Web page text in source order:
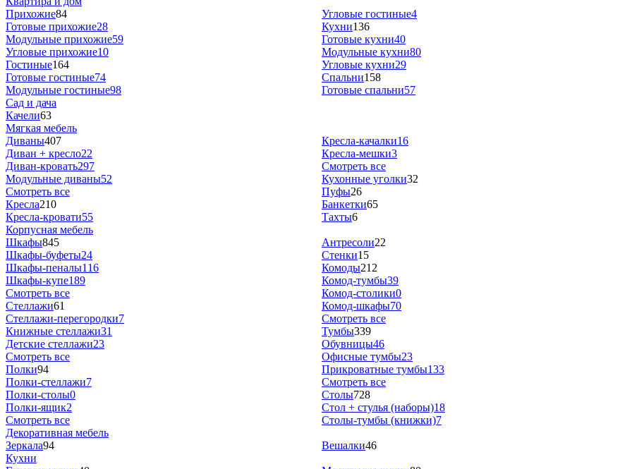
Прихожие84
Готовые прихожие28
Модульные прихожие59
Угловые прихожие10
Гостиные164
Готовые гостиные74
Модульные гостиные98
Угловые гостиные4
Кухни136
Готовые кухни40
Модульные кухни80
Угловые кухни29
Спальни158
Готовые спальни57
Сад и дача
Качели63
Мягкая мебель
Диваны407
Диван + кресло22
Диван-кровать297
Модульные диваны52
Смотреть все
Кресла210
Кресла-кровати55
Кресла-качалки16
Кресла-мешки3
Смотреть все
Кухонные уголки32
Пуфы26
Банкетки65
Тахты6
Корпусная мебель
Шкафы845
Шкафы-буфеты24
Шкафы-пеналы116
Шкафы-купе189
Смотреть все
Стеллажи61
Стеллажи-перегородки7
Книжные стеллажи31
Детские стеллажи23
Смотреть все
Полки94
Полки-стеллажи7
Полки-столы0
Полки-ящик2
Смотреть все
Антресоли22
Стенки15
Комоды212
Комод-тумбы39
Комод-столики0
Комод-шкафы70
Смотреть все
Тумбы339
Обувницы46
Офисные тумбы23
Прикроватные тумбы133
Смотреть все
Столы728
Стол + стулья (наборы)18
Столы-тумбы (книжки)7
Декоративная мебель
Зеркала94 Вешалки46
Кухни